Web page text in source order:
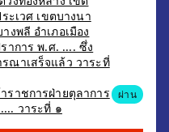
ะเวศ เขตบางนา
งพลี อำเภอเมือง
าการ พ.ศ. .... ซึ่ง
ณาเสร็จแล้ว วาระที่
าชการฝ่ายตุลาการ
วาระที่ ๑
ผ่าน